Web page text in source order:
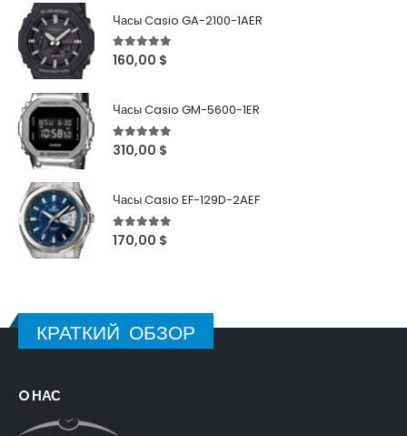
Часы Casio GA-2100-1AER
5out of 5
160,00 $
Часы Casio GM-5600-1ER
5out of 5
310,00 $
Часы Casio EF-129D-2AEF
5out of 5
170,00 $
КРАТКИЙ ОБЗОР
O НАС